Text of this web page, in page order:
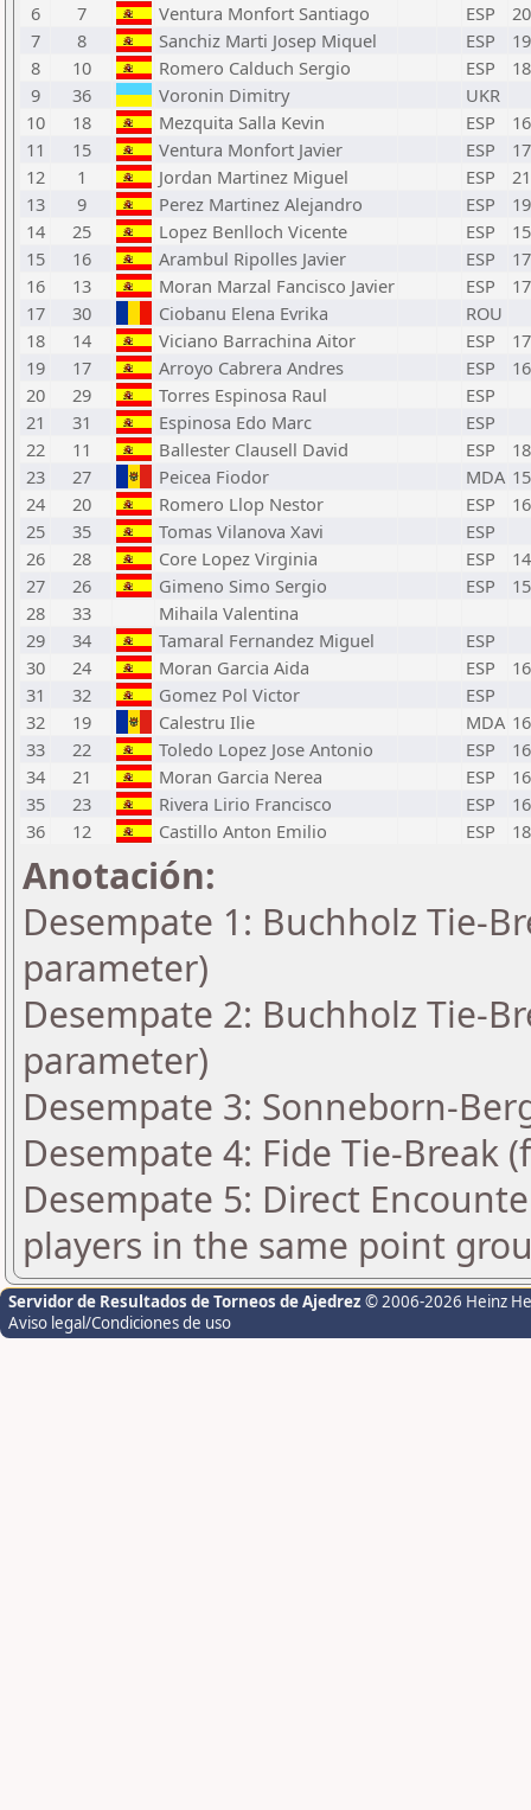
6
7 Ventura Monfort Santiago ESP
7
8 Sanchiz Marti Josep Miquel ESP
8
10 Romero Calduch Sergio ESP
9
36 Voronin Dimitry
UKR
10
18 Mezquita Salla Kevin ESP
11
15 Ventura Monfort Javier ESP
12
1 Jordan Martinez Miguel ESP
13
9 Perez Martinez Alejandro ESP
14
25 Lopez Benlloch Vicente ESP
15
16 Arambul Ripolles Javier ESP
16
13 Moran Marzal Fancisco Javier ESP
17
30 Ciobanu Elena Evrika
ROU
18
14 Viciano Barrachina Aitor ESP
19
17 Arroyo Cabrera Andres ESP
20
29 Torres Espinosa Raul
ESP
21
31 Espinosa Edo Marc
ESP
22
11 Ballester Clausell David ESP
23
27 Peicea Fiodor MDA
24
20 Romero Llop Nestor ESP
25
35 Tomas Vilanova Xavi
ESP
26
28 Core Lopez Virginia ESP
27
26 Gimeno Simo Sergio ESP
28
33
Mihaila Valentina
29
34 Tamaral Fernandez Miguel
ESP
30
24 Moran Garcia Aida ESP
31
32 Gomez Pol Victor
ESP
32
19 Calestru Ilie MDA
33
22 Toledo Lopez Jose Antonio ESP
34
21 Moran Garcia Nerea ESP
35
23 Rivera Lirio Francisco ESP
36
12 Castillo Anton Emilio ESP
Anotación:
Desempate 1: Buchholz Tie-
parameter)
Desempate 2: Buchholz Tie-
parameter)
Desempate 3: Sonneborn-
Desempate 4: Fide Tie-Break
Desempate 5: Direct
players in the same point
Servidor de Resultados de Torneos de Ajedrez © 2006-2026 Heinz
Aviso legal/Condiciones de uso